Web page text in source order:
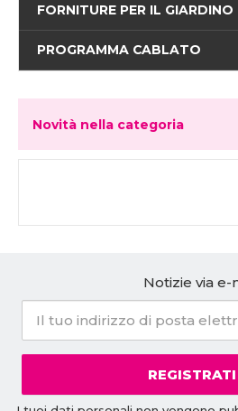
FORNITURE PER IL GIARDINO
PROGRAMMA CABLATO
Novità nella categoria
Notizie via e-
REGISTRATI